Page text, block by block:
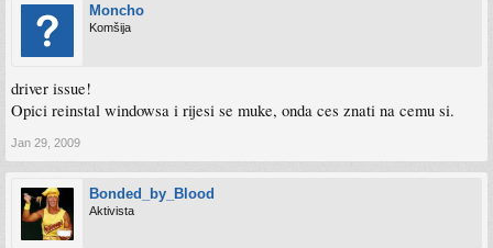
Moncho
Komšija
driver issue!
Opici reinstal windowsa i rijesi se muke, onda ces znati na cemu si.
Jan 29, 2009
Bonded_by_Blood
Aktivista